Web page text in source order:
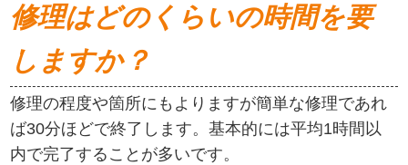
修理はどのくらいの時間を要
しますか？
修理の程度や箇所にもよりますが簡単な修理であれ
ば30分ほどで終了します。基本的には平均1時間以
内で完了することが多いです。